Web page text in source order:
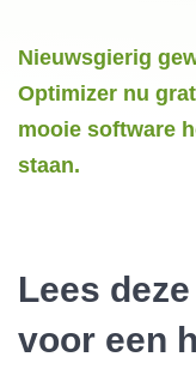
Nieuwsgierig
Optimizer nu
mooie software
staan.
Lees
voor een